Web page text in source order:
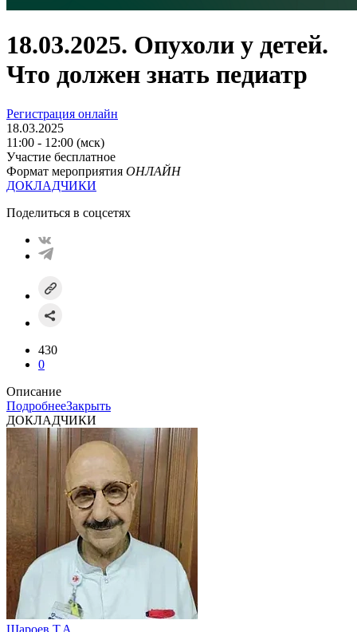
18.03.2025. Опухоли у детей.
Что должен знать педиатр
Регистрация онлайн
18.03.2025
11:00 - 12:00 (мск)
Участие бесплатное
Формат мероприятия ОНЛАЙН
ДОКЛАДЧИКИ
Поделиться в соцсетях
430
0
Описание
ПодробнееЗакрыть
ДОКЛАДЧИКИ
Шароев Т.А.